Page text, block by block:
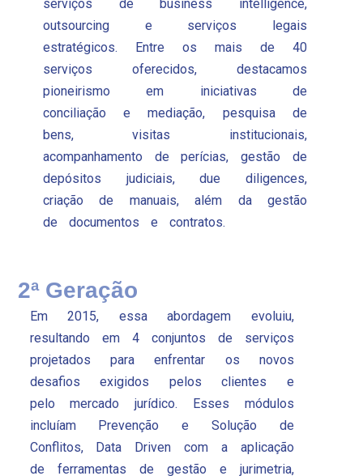
serviços de business intelligence,
outsourcing e serviços legais
estratégicos. Entre os mais de 40
serviços oferecidos, destacamos
pioneirismo em iniciativas de
conciliação e mediação, pesquisa de
bens, visitas institucionais,
acompanhamento de perícias, gestão de
depósitos judiciais, due diligences,
criação de manuais, além da gestão
de documentos e contratos.
2ª Geração
Em 2015, essa abordagem evoluiu,
resultando em 4 conjuntos de serviços
projetados para enfrentar os novos
desafios exigidos pelos clientes e
pelo mercado jurídico. Esses módulos
incluíam Prevenção e Solução de
Conflitos, Data Driven com a aplicação
de ferramentas de gestão e jurimetria,